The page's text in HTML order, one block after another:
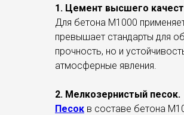
1. Цемент высшего
Для бетона М1000
превышает стандарты для
прочность, но и
атмосферные явления.
2. Мелкозернистый песок.
Песок в составе бетона